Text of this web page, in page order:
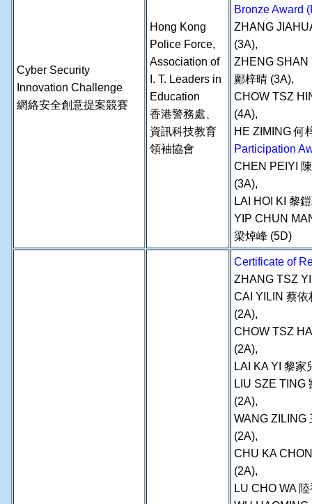
Cyber Security
Innovation Challenge
網絡安全創意提案競賽
Hong Kong
Police Force,
Association of
I. T. Leaders in
Education
香港警務處、
資訊科技教育
領袖協會
Bronze Award
ZHANG
(3A),
ZHENG SHAN
鄺梓晴 (3A),
CHOW TSZ
(4A),
HE ZIMING 何
Participation
CHEN PEIYI
(3A),
LAI HOI KI 黎
YIP CHUN
梁焯峰 (5D)
Certificate of
ZHANG TSZ
CAI YILIN 蔡
(2A),
CHOW TSZ
(2A),
LAI KA YI 黎家
LIU SZE TING
(2A),
WANG ZILING
(2A),
CHU KA
(2A),
LU CHO WA